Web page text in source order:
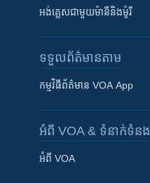
អង់គ្លេស​ជាមួយ​ម៉ានី​និង​ម៉ូរី
ទទួល​ព័ត៌មាន​តាម
កម្មវិធី​ព័ត៌មាន VOA App
អំពី​ VOA & ទំនាក់ទំនង
អំពី​ VOA